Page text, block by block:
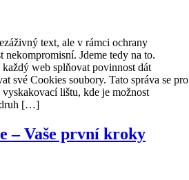
text, ale v rámci ochrany
Jdeme tedy na to.
web splňovat povinnost dát
své Cookies soubory. Tato správa se pro
lištu, kde je možnost
druh […]
– Vaše první kroky